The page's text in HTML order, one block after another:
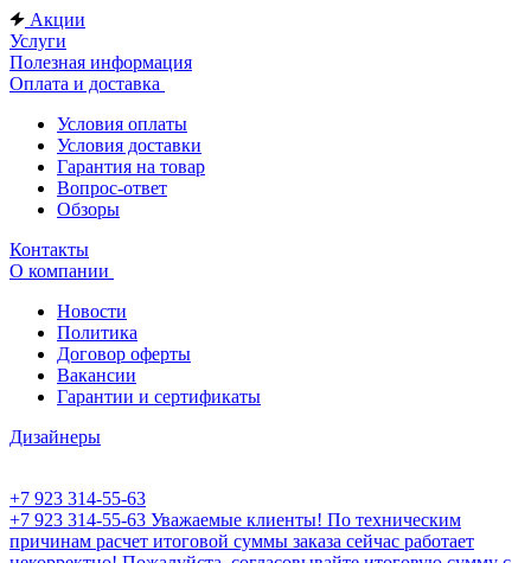
Акции
Услуги
Полезная информация
Оплата и доставка
Условия оплаты
Условия доставки
Гарантия на товар
Вопрос-ответ
Обзоры
Контакты
О компании
Новости
Политика
Договор оферты
Вакансии
Гарантии и сертификаты
Дизайнеры
+7 923 314-55-63
+7 923 314-55-63 Уважаемые клиенты! По техническим
причинам расчет итоговой суммы заказа сейчас работает